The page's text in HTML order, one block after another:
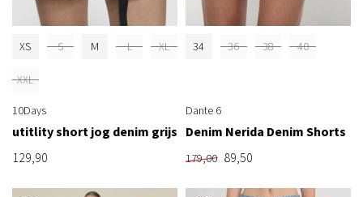
XS S M L XL
XXL
10Days
utitlity short jog denim grijs
129,90
34 36 38 40
Dante 6
Denim Nerida Denim Shorts
179,00 89,50